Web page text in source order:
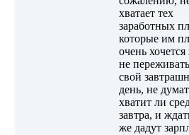
хватает тех
заработных
которые им
очень
не
свой
день, не
хватит ли
завтра, и
же дадут